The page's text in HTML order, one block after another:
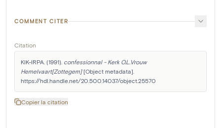
COMMENT CITER
Citation
KIK-IRPA. (1991). confessionnal - Kerk O.L.Vrouw
Hemelvaart[Zottegem] [Object metadata].
https://hdl.handle.net/20.500.14037/object.25570
Copier la citation